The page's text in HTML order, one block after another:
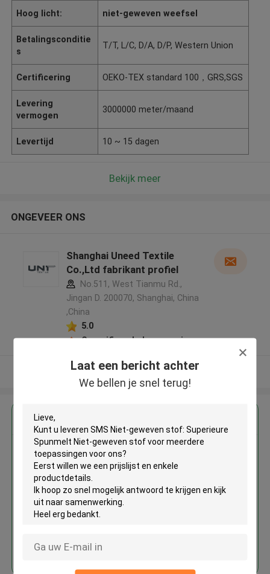
Laat een bericht achter
We bellen je snel terug!
Hoog licht: niet-geweven weefsel
Betalingsconditie
s
T/T, L/C, D/A, D/P, Western Union
Certificering OEKO-TEX standard 100，GRS,SGS
Levering
vermogen
3000000 meter/maand
Levertijd 10 ~ 15 dagen
Bekijk meer
ONGEVEER ONS
Shanghai Uneed Textile
Co.,Ltd fabrikant profiel
No.511, West Tianmu Rd.,
Jingan D. 200070, Shanghai, China
,China
5.0
Geverifieerde Leverancier
Bekijk meer
SMS Niet-geweven stof:
Superieure Spunmelt Niet-
toepassingen
Doorgaan